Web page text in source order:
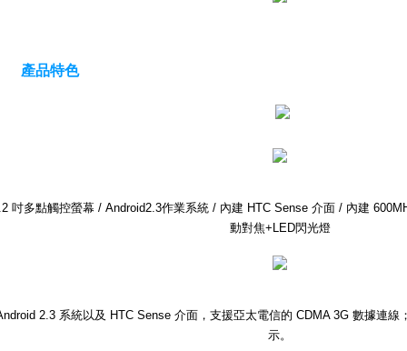
產品特色
吋多點觸控螢幕 / Android2.3作業系統 / 內建 HTC Sense 介面 / 內建
動對焦+LED閃光燈
2.3 系統以及 HTC Sense 介面，支援亞太電信的 CDMA 3G 數據連線
示。